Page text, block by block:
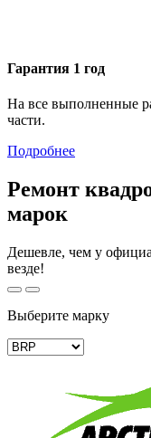
Гарантия 1 год
На все выполненные
части.
Подробнее
Ремонт
марок
Дешевле, чем у
везде!
Выберите марку